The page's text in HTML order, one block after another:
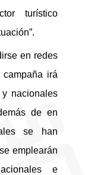
turístico
en redes
irá
nacionales
de en
se han
emplearán
e